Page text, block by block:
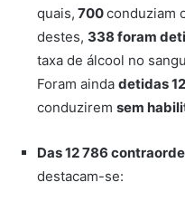
quais, 700conduziam
destes, 338 foram
taxa de álcool no
Foram aindadetidas
conduziremsem
Das 12 786
destacam-se: